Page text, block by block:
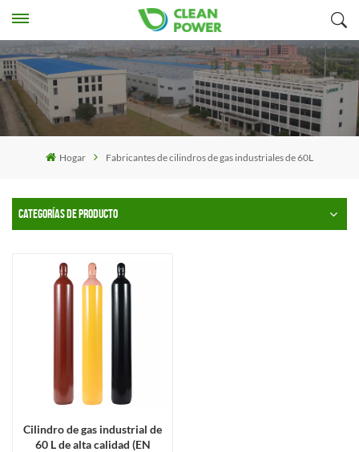
Hogar Fabricantes de cilindros de gas industriales de 60L
CATEGORÍAS DE PRODUCTO
Cilindro de gas industrial de
60 L de alta calidad (EN